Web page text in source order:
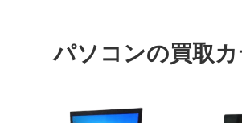
パソコンの買取カ